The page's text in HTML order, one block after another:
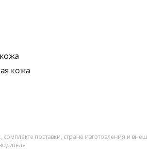
кожа
поставки, стране изготовления и